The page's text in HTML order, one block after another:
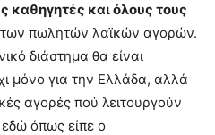
καθηγητές και όλους τους
πωλητών λαϊκών αγορών.
διάστημα θα είναι
μόνο για την Ελλάδα, αλλά
αγορές πού λειτουργούν
όπως είπε ο